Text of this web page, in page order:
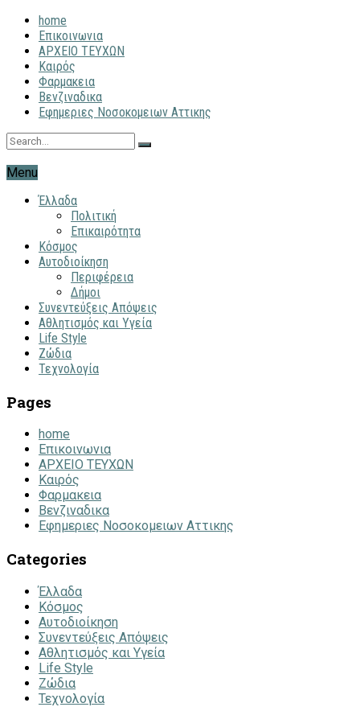
home
Επικοινωνια
ΑΡΧΕΙΟ ΤΕΥΧΩΝ
Καιρός
Φαρμακεια
Βενζιναδικα
Εφημεριες Νοσοκομειων Αττικης
Menu
Έλλαδα
Πολιτική
Επικαιρότητα
Κόσμος
Αυτοδιοίκηση
Περιφέρεια
Δήμοι
Συνεντεύξεις Απόψεις
Αθλητισμός και Υγεία
Life Style
Ζώδια
Τεχνολογία
Pages
home
Επικοινωνια
ΑΡΧΕΙΟ ΤΕΥΧΩΝ
Καιρός
Φαρμακεια
Βενζιναδικα
Εφημεριες Νοσοκομειων Αττικης
Categories
Έλλαδα
Κόσμος
Αυτοδιοίκηση
Συνεντεύξεις Απόψεις
Αθλητισμός και Υγεία
Life Style
Ζώδια
Τεχνολογία